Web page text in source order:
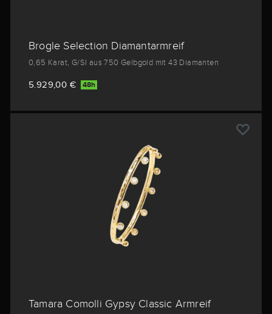
Brogle Selection Diamantarmreif
0,65 Karat, G/SI aus 750 Gelbgold mit 43 Diamanten
5.929,00 € 48h
Tamara Comolli Gypsy Classic Armreif